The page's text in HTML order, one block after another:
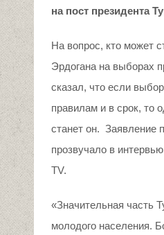
на пост президента
На вопрос, кто может
Эрдогана на выборах
сказал, что если
правилам и в срок, то
станет он. Заявление
прозвучало в
TV.
«Значительная часть
молодого населения.